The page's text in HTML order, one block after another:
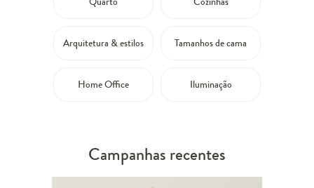
Arquitetura & estilos Tamanhos de cama
Home Office Iluminação
Campanhas recentes